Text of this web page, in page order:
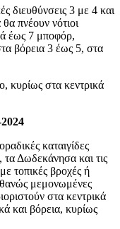
διευθύνσεις 3 με 4 και
πνέουν νότιοι
έως 7 μποφόρ,
βόρεια 3 έως 5, στα
κυρίως στα κεντρικά
καταιγίδες
τα Δωδεκάνησα και τις
τοπικές βροχές ή
μεμονωμένες
στα κεντρικά
και βόρεια, κυρίως